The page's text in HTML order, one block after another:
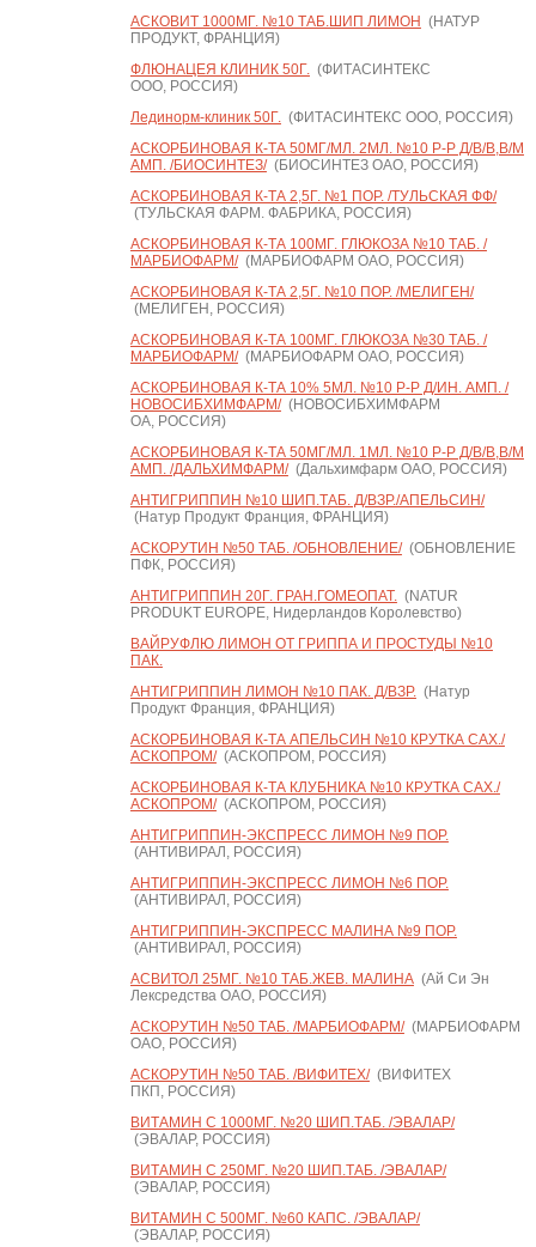
АСКОВИТ 1000МГ. №10 ТАБ.ШИП ЛИМОН (НАТУР
ПРОДУКТ, ФРАНЦИЯ)
ФЛЮНАЦЕЯ КЛИНИК 50Г.(ФИТАСИНТЕКС
ООО, РОССИЯ)
Лединорм-клиник 50Г.(ФИТАСИНТЕКС ООО, РОССИЯ)
АСКОРБИНОВАЯ К-ТА 50МГ/МЛ. 2МЛ. №10 Р-Р Д/В/В,В/М
АМП. /БИОСИНТЕЗ/(БИОСИНТЕЗ ОАО, РОССИЯ)
АСКОРБИНОВАЯ К-ТА 2,5Г. №1 ПОР. /ТУЛЬСКАЯ ФФ/
(ТУЛЬСКАЯ ФАРМ. ФАБРИКА, РОССИЯ)
АСКОРБИНОВАЯ К-ТА 100МГ. ГЛЮКОЗА №10 ТАБ. /
МАРБИОФАРМ/(МАРБИОФАРМ ОАО, РОССИЯ)
АСКОРБИНОВАЯ К-ТА 2,5Г. №10 ПОР. /МЕЛИГЕН/
(МЕЛИГЕН, РОССИЯ)
АСКОРБИНОВАЯ К-ТА 100МГ. ГЛЮКОЗА №30 ТАБ. /
МАРБИОФАРМ/(МАРБИОФАРМ ОАО, РОССИЯ)
АСКОРБИНОВАЯ К-ТА 10% 5МЛ. №10 Р-Р Д/ИН. АМП. /
НОВОСИБХИМФАРМ/(НОВОСИБХИМФАРМ
ОА, РОССИЯ)
АСКОРБИНОВАЯ К-ТА 50МГ/МЛ. 1МЛ. №10 Р-Р Д/В/В,В/М
АМП. /ДАЛЬХИМФАРМ/(Дальхимфарм ОАО, РОССИЯ)
АНТИГРИППИН №10 ШИП.ТАБ. Д/ВЗР./АПЕЛЬСИН/
(Натур Продукт Франция, ФРАНЦИЯ)
АСКОРУТИН №50 ТАБ. /ОБНОВЛЕНИЕ/(ОБНОВЛЕНИЕ
ПФК, РОССИЯ)
АНТИГРИППИН 20Г. ГРАН.ГОМЕОПАТ.(NATUR
PRODUKT EUROPE, Нидерландов Королевство)
ВАЙРУФЛЮ ЛИМОН ОТ ГРИППА И ПРОСТУДЫ №10
ПАК.
АНТИГРИППИН ЛИМОН №10 ПАК. Д/ВЗР.(Натур
Продукт Франция, ФРАНЦИЯ)
АСКОРБИНОВАЯ К-ТА АПЕЛЬСИН №10 КРУТКА САХ./
АСКОПРОМ/(АСКОПРОМ, РОССИЯ)
АСКОРБИНОВАЯ К-ТА КЛУБНИКА №10 КРУТКА САХ./
АСКОПРОМ/(АСКОПРОМ, РОССИЯ)
АНТИГРИППИН-ЭКСПРЕСС ЛИМОН №9 ПОР.
(АНТИВИРАЛ, РОССИЯ)
АНТИГРИППИН-ЭКСПРЕСС ЛИМОН №6 ПОР.
(АНТИВИРАЛ, РОССИЯ)
АНТИГРИППИН-ЭКСПРЕСС МАЛИНА №9 ПОР.
(АНТИВИРАЛ, РОССИЯ)
АСВИТОЛ 25МГ. №10 ТАБ.ЖЕВ. МАЛИНА(Ай Си Эн
Лексредства ОАО, РОССИЯ)
АСКОРУТИН №50 ТАБ. /МАРБИОФАРМ/(МАРБИОФАРМ
ОАО, РОССИЯ)
АСКОРУТИН №50 ТАБ. /ВИФИТЕХ/(ВИФИТЕХ
ПКП, РОССИЯ)
ВИТАМИН С 1000МГ. №20 ШИП.ТАБ. /ЭВАЛАР/
(ЭВАЛАР, РОССИЯ)
ВИТАМИН С 250МГ. №20 ШИП.ТАБ. /ЭВАЛАР/
(ЭВАЛАР, РОССИЯ)
ВИТАМИН С 500МГ. №60 КАПС. /ЭВАЛАР/
(ЭВАЛАР, РОССИЯ)